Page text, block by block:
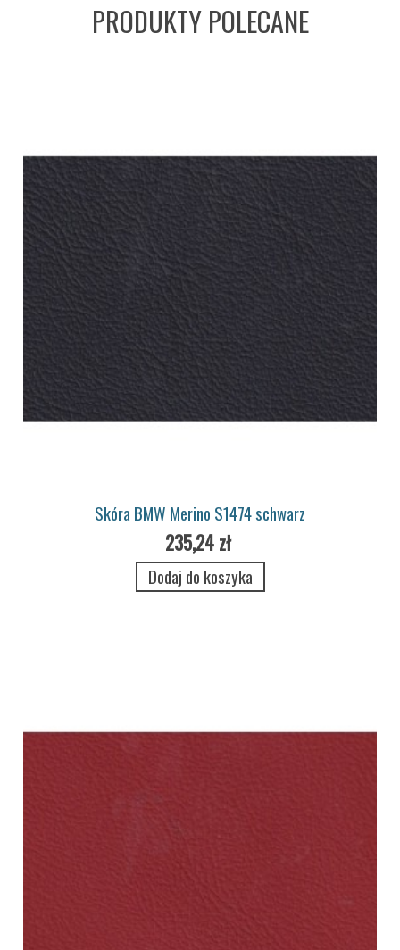
PRODUKTY POLECANE
Skóra BMW Merino S1474 schwarz
235,24 zł
Dodaj do koszyka